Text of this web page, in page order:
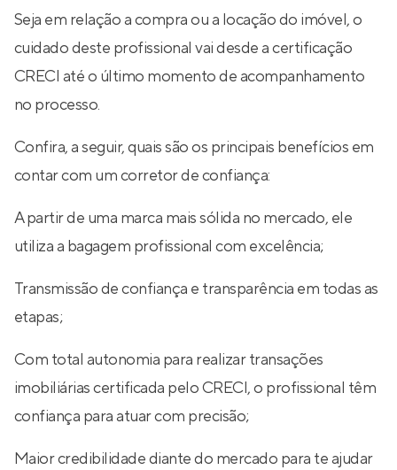
Seja em relação a compra ou a locação do imóvel, o
cuidado deste profissional vai desde a certificação
CRECI até o último momento de acompanhamento
no processo.
Confira, a seguir, quais são os principais benefícios em
contar com um corretor de confiança:
A partir de uma marca mais sólida no mercado, ele
utiliza a bagagem profissional com excelência;
Transmissão de confiança e transparência em todas as
etapas;
Com total autonomia para realizar transações
imobiliárias certificada pelo CRECI, o profissional têm
confiança para atuar com precisão;
Maior credibilidade diante do mercado para te ajudar